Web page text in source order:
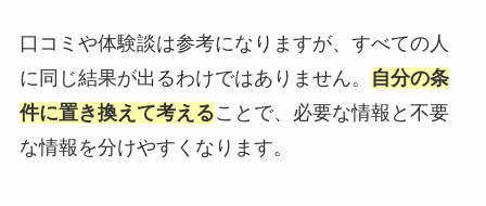
口コミや体験談は参考になりますが、すべての人
に同じ結果が出るわけではありません。
自分の条
件に置き換えて考えることで、必要な情報と不要
な情報を分けやすくなります。